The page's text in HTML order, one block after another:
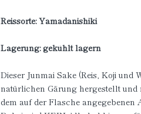
Reissorte: Yamadanishiki
Lagerung: gekühlt lagern
Dieser Junmai Sake (Reis, Koji und
natürlichen Gärung hergestellt und
dem auf der Flasche